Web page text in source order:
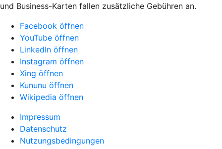
und Business-Karten fallen zusätzliche Gebühren an.
Facebook öffnen
YouTube öffnen
LinkedIn öffnen
Instagram öffnen
Xing öffnen
Kununu öffnen
Wikipedia öffnen
Impressum
Datenschutz
Nutzungsbedingungen